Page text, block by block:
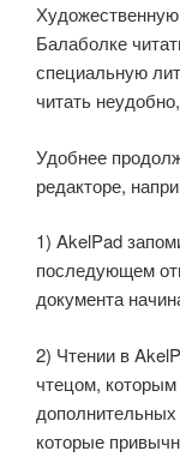
Балаболке
специальную
читать
Удобнее
редакторе,
1) AkelPad
последующем
документа
2) Чтении в
чтецом,
которые